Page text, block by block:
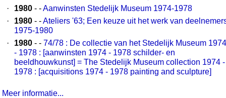
·
1980 - -Aanwinsten Stedelijk Museum 1974-1978
·
1980 - -Ateliers '63; Een keuze uit het werk van
1975-1980
·
1980 - - 74/78 : De collectie van het Stedelijk Museum 1974
- 1978 : [aanwinsten 1974 - 1978 schilder- en
beeldhouwkunst] = The Stedelijk Museum collection 1974 -
1978 : [acquisitions 1974 - 1978 painting and sculpture]
Meer informatie...